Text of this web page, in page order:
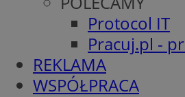
Protocol IT
Pracuj.pl -
REKLAMA
WSPÓŁPRACA